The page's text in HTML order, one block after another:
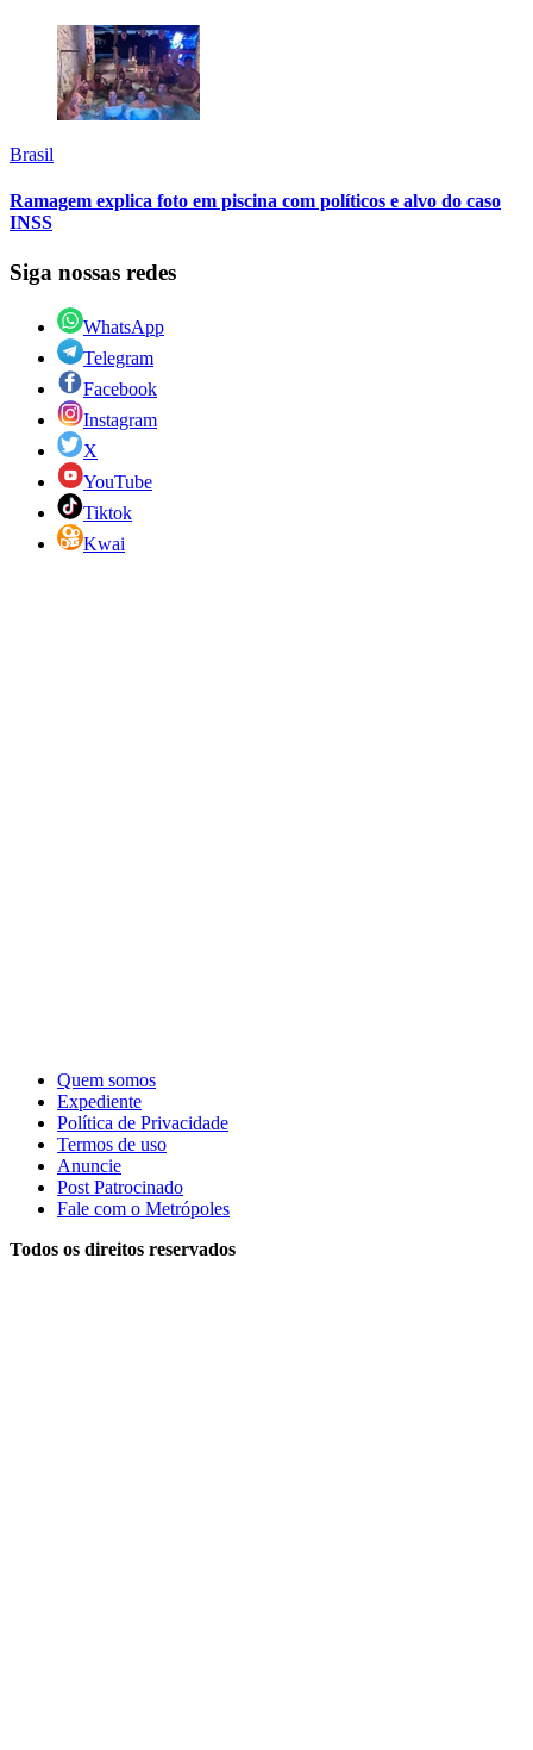
Brasil
Ramagem explica foto em piscina com políticos e alvo do caso
INSS
Siga nossas redes
WhatsApp
Telegram
Facebook
Instagram
X
YouTube
Tiktok
Kwai
Quem somos
Expediente
Política de Privacidade
Termos de uso
Anuncie
Post Patrocinado
Fale com o Metrópoles
Todos os direitos reservados